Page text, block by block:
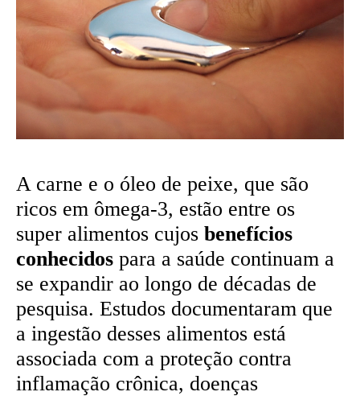
A carne e o óleo de peixe, que são
ricos em ômega-3, estão entre os
super alimentos cujos benefícios
conhecidos para a saúde continuam a
se expandir ao longo de décadas de
pesquisa. Estudos documentaram que
a ingestão desses alimentos está
associada com a proteção contra
inflamação crônica, doenças